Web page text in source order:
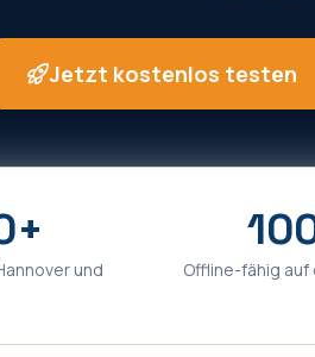
Jetzt kostenlos testen
+
und
Offline-fähig auf